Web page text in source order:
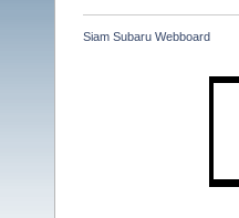
Siam Subaru Webboard